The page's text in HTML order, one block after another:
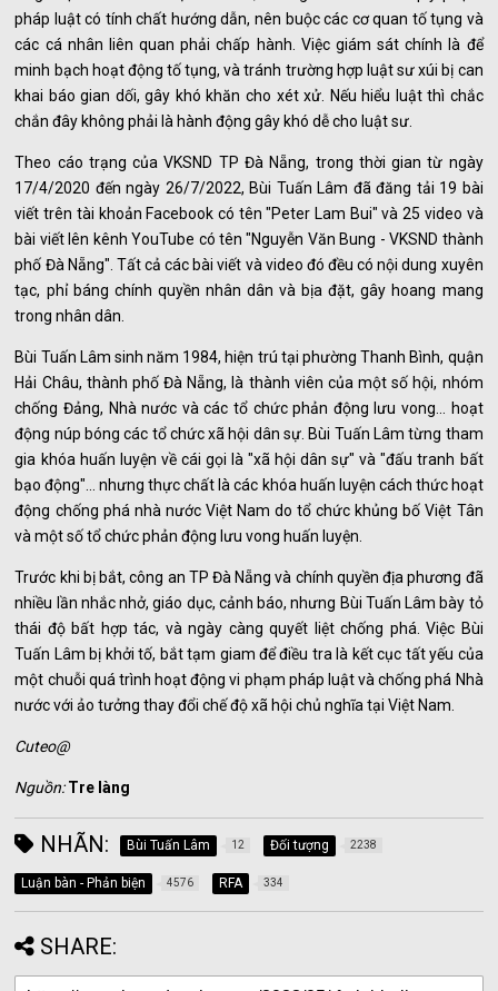
pháp luật có tính chất hướng dẫn, nên buộc các cơ quan tố tụng và
các cá nhân liên quan phải chấp hành. Việc giám sát chính là để
minh bạch hoạt động tố tụng, và tránh trường hợp luật sư xúi bị can
khai báo gian dối, gây khó khăn cho xét xử. Nếu hiểu luật thì chắc
chắn đây không phải là hành động gây khó dễ cho luật sư.
Theo cáo trạng của VKSND TP Đà Nẵng, trong thời gian từ ngày
17/4/2020 đến ngày 26/7/2022, Bùi Tuấn Lâm đã đăng tải 19 bài
viết trên tài khoản Facebook có tên "Peter Lam Bui" và 25 video và
bài viết lên kênh YouTube có tên "Nguyễn Văn Bung - VKSND thành
phố Đà Nẵng". Tất cả các bài viết và video đó đều có nội dung xuyên
tạc, phỉ báng chính quyền nhân dân và bịa đặt, gây hoang mang
trong nhân dân.
Bùi Tuấn Lâm sinh năm 1984, hiện trú tại phường Thanh Bình, quận
Hải Châu, thành phố Đà Nẵng, là thành viên của một số hội, nhóm
chống Đảng, Nhà nước và các tổ chức phản động lưu vong... hoạt
động núp bóng các tổ chức xã hội dân sự. Bùi Tuấn Lâm từng tham
gia khóa huấn luyện về cái gọi là "xã hội dân sự" và "đấu tranh bất
bạo động"... nhưng thực chất là các khóa huấn luyện cách thức hoạt
động chống phá nhà nước Việt Nam do tổ chức khủng bố Việt Tân
và một số tổ chức phản động lưu vong huấn luyện.
Trước khi bị bắt, công an TP Đà Nẵng và chính quyền địa phương đã
nhiều lần nhắc nhở, giáo dục, cảnh báo, nhưng Bùi Tuấn Lâm bày tỏ
thái độ bất hợp tác, và ngày càng quyết liệt chống phá. Việc Bùi
Tuấn Lâm bị khởi tố, bắt tạm giam để điều tra là kết cục tất yếu của
một chuỗi quá trình hoạt động vi phạm pháp luật và chống phá Nhà
nước với ảo tưởng thay đổi chế độ xã hội chủ nghĩa tại Việt Nam.
Cuteo@
Nguồn: Tre làng
NHÃN: Bùi Tuấn Lâm 12 Đối tượng 2238
Luận bàn - Phản biện 4576 RFA 334
SHARE: